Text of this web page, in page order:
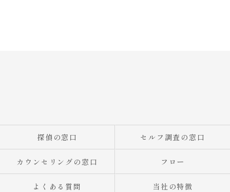
探偵の窓口 セルフ調査の窓口
カウンセリングの窓口 フロー
よくある質問 当社の特徴